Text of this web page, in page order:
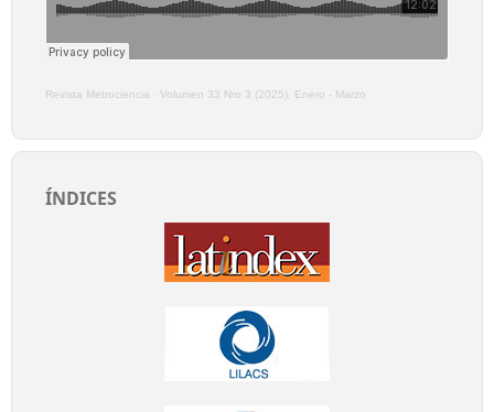
Revista Metrociencia · Volumen 33 Nro 3 (2025), Enero - Marzo
ÍNDICES